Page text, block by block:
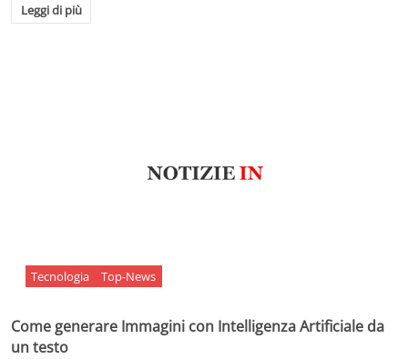
Leggi di più
Tecnologia Top-News
Come generare Immagini con Intelligenza Artificiale da
un testo